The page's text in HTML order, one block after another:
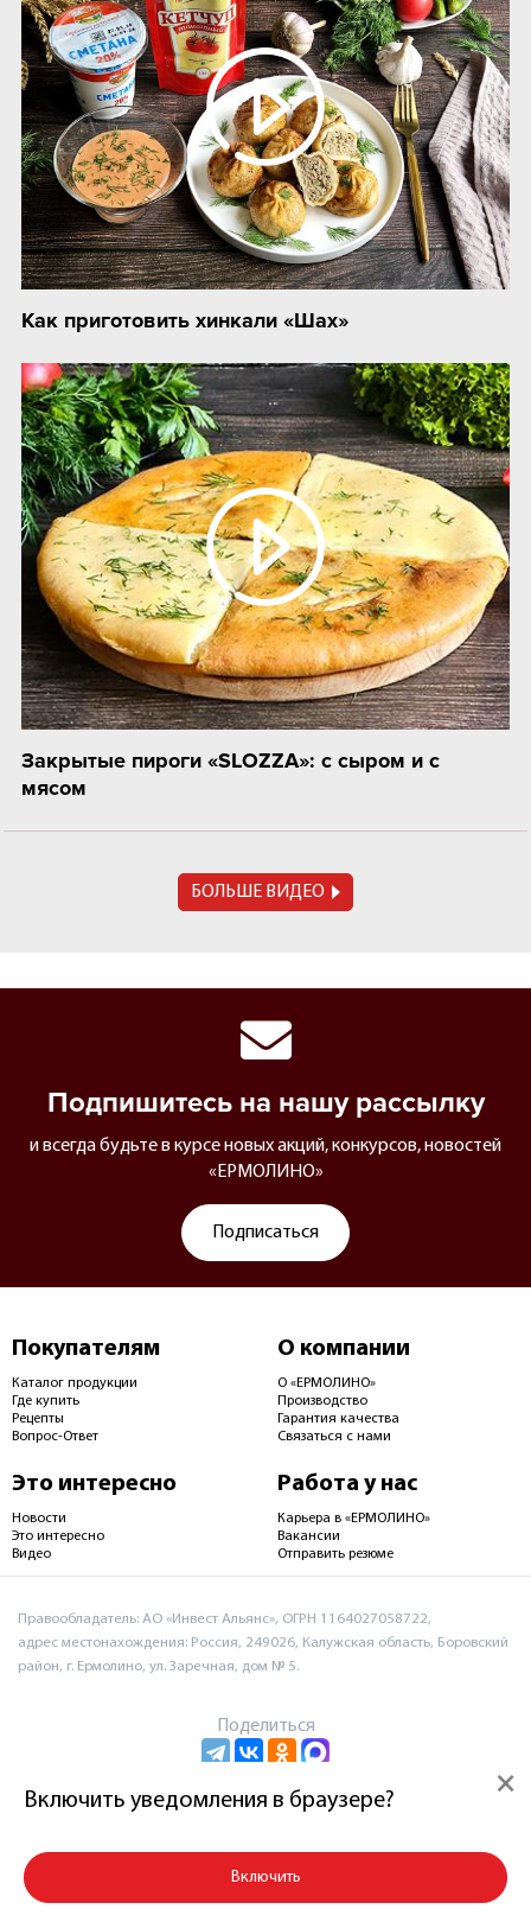
Как приготовить хинкали «Шах»
Закрытые пироги «SLOZZA»: с сыром и с
мясом
БОЛЬШЕ ВИДЕО
Подпишитесь на нашу рассылку
и всегда будьте в курсе новых акций, конкурсов, новостей
«ЕРМОЛИНО»
Подписаться
Покупателям
Каталог продукции
Где купить
Рецепты
Вопрос-Ответ
О компании
О «ЕРМОЛИНО»
Производство
Гарантия качества
Связаться с нами
Это интересно
Новости
Это интересно
Видео
Работа у нас
Карьера в «ЕРМОЛИНО»
Вакансии
Отправить резюме
Правообладатель: АО «Инвест Альянс», ОГРН 1164027058722,
адрес местонахождения: Россия, 249026, Калужская область, Боровский
район, г. Ермолино, ул. Заречная, дом № 5.
Поделиться
Пользовательское соглашение и политика
×
Включить уведомления в браузере?
Включить